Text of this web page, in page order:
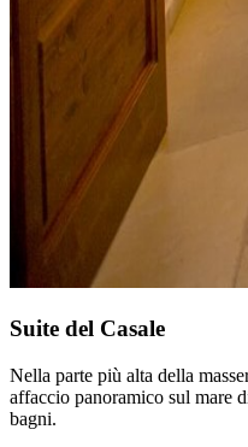
Suite del Casale
Nella parte più alta della
affaccio panoramico sul mare
bagni.